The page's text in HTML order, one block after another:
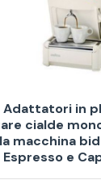
Adattatori in
cialde
macchina
Espresso e